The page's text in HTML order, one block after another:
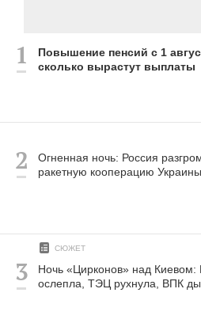
Повышение пенсий с 1
сколько вырастут выплаты
Огненная ночь: Россия
ракетную кооперацию Украины
Ночь «Цирконов» над
ослепла, ТЭЦ рухнула, ВПК
СЮЖЕТ